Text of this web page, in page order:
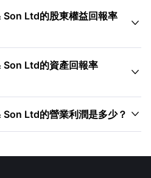
Ltd的股東權益回報率

Ltd的資產回報率

Ltd的營業利潤是多少？ 